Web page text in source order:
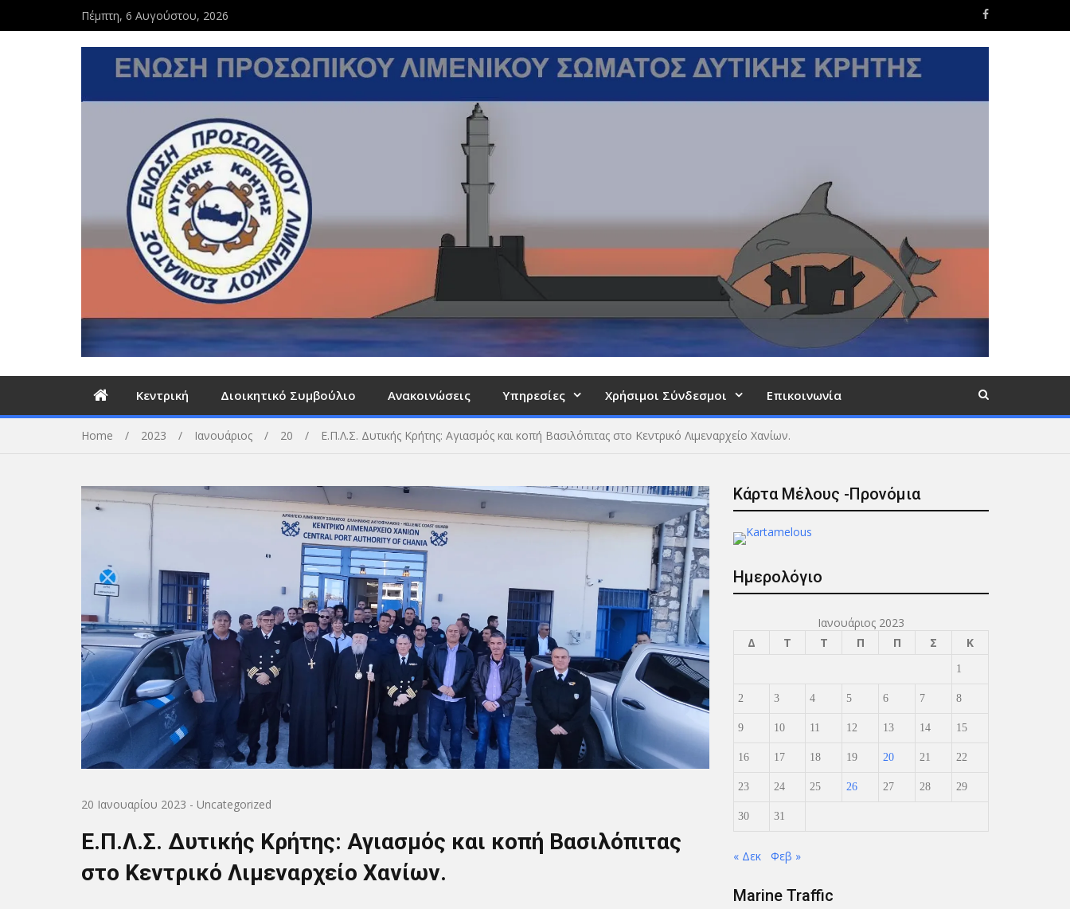
Πέμπτη, 6 Αυγούστου, 2026
Κεντρική Διοικητικό Συμβούλιο Ανακοινώσεις Υπηρεσίες Χρήσιμοι Σύνδεσμοι Επικοινωνία
Home 2023 Ιανουάριος 20 Ε.Π.Λ.Σ. Δυτικής Κρήτης: Αγιασμός και κοπή Βασιλόπιτας στο Κεντρικό Λιμεναρχείο Χανίων.
20 Ιανουαρίου 2023 - Uncategorized
Ε.Π.Λ.Σ. Δυτικής Κρήτης: Αγιασμός και κοπή Βασιλόπιτας
στο Κεντρικό Λιμεναρχείο Χανίων.
Κάρτα Μέλους -Προνόμια
Ημερολόγιο
Ιανουάριος 2023
Δ
Τ Τ Π Π Σ Κ
1
2 3 4 5 6 7 8
9 10 11 12 13 14 15
16 17 18 19 20 21 22
23 24 25 26 27 28 29
30 31
« Δεκ Φεβ »
Marine Traffic